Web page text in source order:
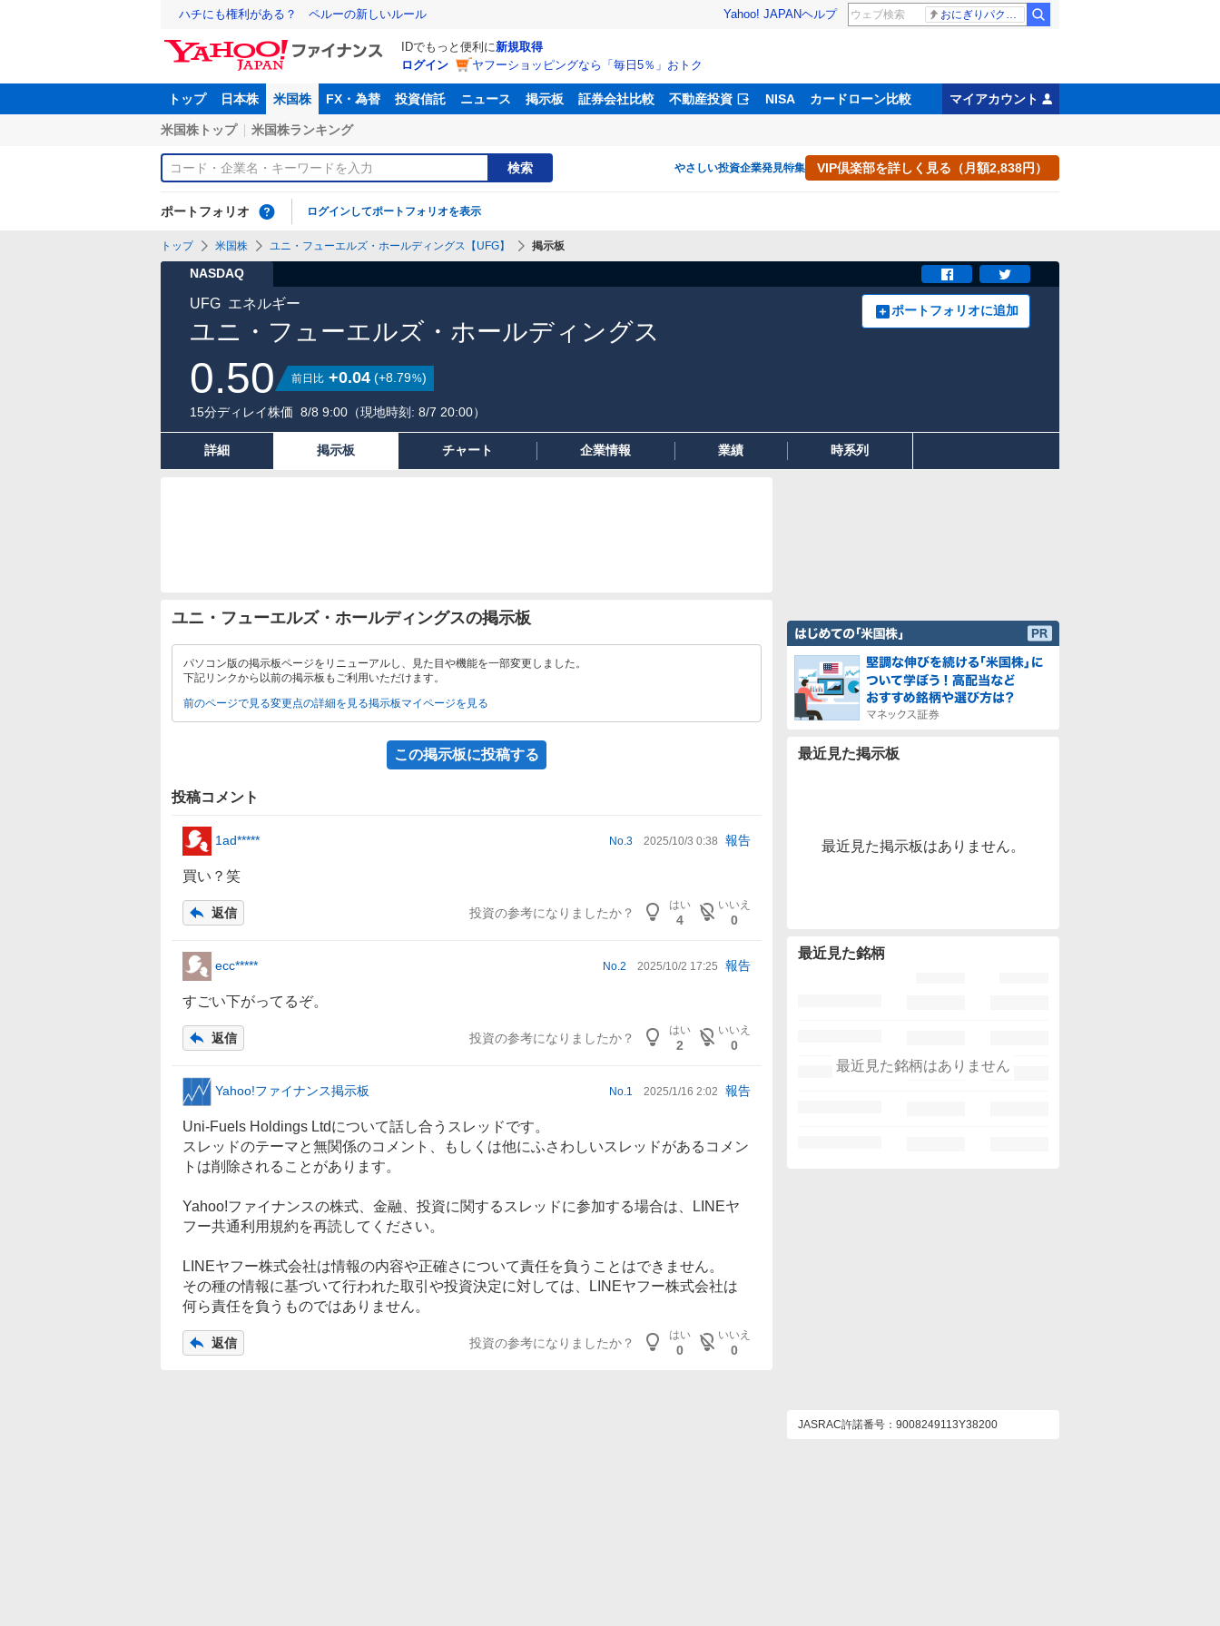
ハチにも権利がある？ ペルーの新しいルール Yahoo! JAPANヘルプ おにぎりパクパク
IDでもっと便利に新規取得
ログイン
ヤフーショッピングなら「毎日5％」おトク
トップ 日本株 米国株 FX・為替 投資信託 ニュース 掲示板 証券会社比較 不動産投資 NISA カードローン比較 マイアカウント
米国株トップ 米国株ランキング
検索 やさしい投資企業発見特集 VIP倶楽部を詳しく見る（月額2,838円）
ポートフォリオ ログインしてポートフォリオを表示
トップ 米国株 ユニ・フューエルズ・ホールディングス【UFG】 掲示板
NASDAQ
ユニ・フューエルズ・ホールディングス
UFG エネルギー ポートフォリオに追加
0.50 前日比 +0.04 (+8.79%)
15分ディレイ株価 8/8 9:00 （現地時刻: 8/7 20:00）
詳細 掲示板 チャート 企業情報 業績 時系列
ユニ・フューエルズ・ホールディングスの掲示板
パソコン版の掲示板ページをリニューアルし、見た目や機能を一部変更しました。
下記リンクから以前の掲示板もご利用いただけます。
前のページで見る変更点の詳細を見る掲示板マイページを見る
この掲示板に投稿する
投稿コメント
1ad***** No. 3 2025/10/3 0:38 報告
買い？笑
返信 投資の参考になりましたか？
はい
4
いいえ
0
ecc***** No. 2 2025/10/2 17:25 報告
すごい下がってるぞ。
返信 投資の参考になりましたか？
はい
2
いいえ
0
Yahoo!ファイナンス掲示板 No. 1 2025/1/16 2:02 報告
Uni-Fuels Holdings Ltdについて話し合うスレッドです。
スレッドのテーマと無関係のコメント、もしくは他にふさわしいスレッドがあるコメン
トは削除されることがあります。
Yahoo!ファイナンスの株式、金融、投資に関するスレッドに参加する場合は、LINEヤ
フー共通利用規約を再読してください。
LINEヤフー株式会社は情報の内容や正確さについて責任を負うことはできません。
その種の情報に基づいて行われた取引や投資決定に対しては、LINEヤフー株式会社は
何ら責任を負うものではありません。
返信 投資の参考になりましたか？
はい
0
いいえ
0
最近見た掲示板
最近見た掲示板はありません。
最近見た銘柄
最近見た銘柄はありません
JASRAC許諾番号 9008249113Y38200